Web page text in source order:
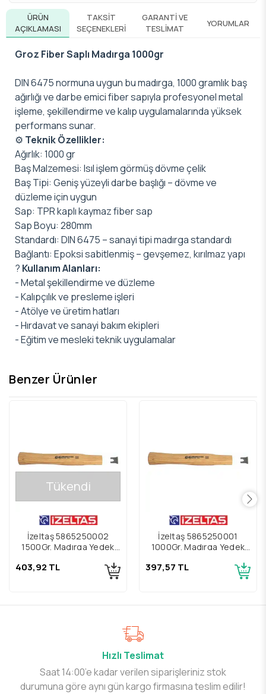
ÜRÜN
AÇIKLAMASI
TAKSIT
SEÇENEKLERI
GARANTI VE
TESLIMAT
YORUMLAR
Groz Fiber Saplı Madırga 1000gr
DIN 6475 normuna uygun bu madırga, 1000 gramlık baş
ağırlığı ve darbe emici fiber sapıyla profesyonel metal
işleme, şekillendirme ve kalıp uygulamalarında yüksek
performans sunar.
⚙️ Teknik Özellikler:
Ağırlık: 1000 gr
Baş Malzemesi: Isıl işlem görmüş dövme çelik
Baş Tipi: Geniş yüzeyli darbe başlığı – dövme ve
düzleme için uygun
Sap: TPR kaplı kaymaz fiber sap
Sap Boyu: 280mm
Standardı: DIN 6475 – sanayi tipi madırga standardı
Bağlantı: Epoksi sabitlenmiş – gevşemez, kırılmaz yapı
?️ Kullanım Alanları:
- Metal şekillendirme ve düzleme
- Kalıpçılık ve presleme işleri
- Atölye ve üretim hatları
- Hırdavat ve sanayi bakım ekipleri
- Eğitim ve mesleki teknik uygulamalar
Benzer Ürünler
Tükendi
İzeltaş 5865250002
1500Gr. Madırga Yedek
403,92 TL
İzeltaş 5865250001
1000Gr. Madırga Yedek
397,57 TL
Hızlı Teslimat
Saat 14:00’e kadar verilen siparişleriniz stok
durumuna göre aynı gün kargo firmasına teslim edilir!